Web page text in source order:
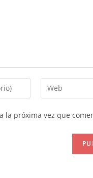
Introduce
la
la próxima vez que